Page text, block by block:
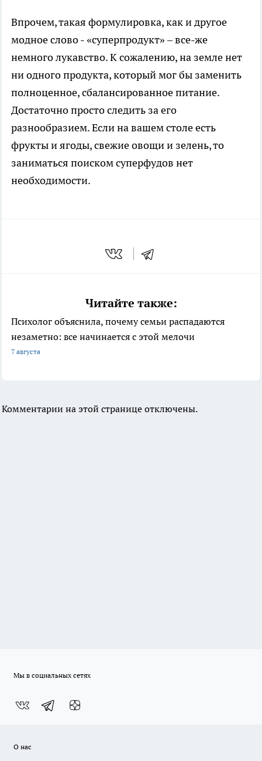
Впрочем, такая формулировка, как и другое
модное слово - «суперпродукт» – все-же
немного лукавство. К сожалению, на земле нет
ни одного продукта, который мог бы заменить
полноценное, сбалансированное питание.
Достаточно просто следить за его
разнообразием. Если на вашем столе есть
фрукты и ягоды, свежие овощи и зелень, то
заниматься поиском суперфудов нет
необходимости.
Читайте также:
Психолог объяснила, почему семьи распадаются
незаметно: все начинается с этой мелочи
7 августа
Комментарии на этой странице отключены.
Мы в социальных сетях
О нас